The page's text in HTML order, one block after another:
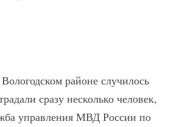
районе случилось
сразу несколько человек,
управления МВД России по